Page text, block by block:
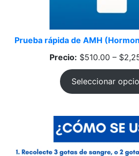
Prueba rápida de AMH
Precio: $510.00 – $
Seleccionar